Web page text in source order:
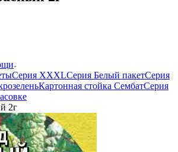
Серия XXXLСерия Белый пакетСерия
Картонная стойка СембатСерия
2г